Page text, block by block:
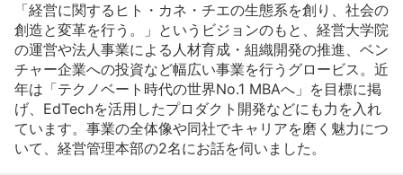
「経営に関するヒト・カネ・チエの生態系を創り、社会の
創造と変革を行う。」というビジョンのもと、経営大学院
の運営や法人事業による人材育成・組織開発の推進、ベン
チャー企業への投資など幅広い事業を行うグロービス。近
年は「テクノベート時代の世界No.1 MBAへ」を目標に掲
げ、EdTechを活用したプロダクト開発などにも力を入れ
ています。事業の全体像や同社でキャリアを磨く魅力につ
いて、経営管理本部の2名にお話を伺いました。